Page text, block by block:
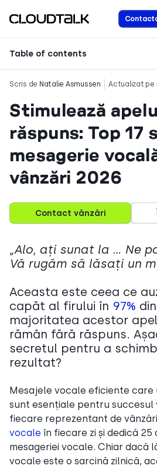
Table of contents
Scris de Natalie Asmussen Actualizat pe
Stimulează
răspuns: Top 17
mesagerie
vânzări 2026
Contact vânzări
„Alo, ați sunat la … Ne
Vă rugăm să lăsați un
Aceasta este ceea ce
capăt al firului în 97%
majoritatea acestor
rămân fără răspuns.
secretul pentru a
rezultat?
Mesajele vocale eficiente care
sunt esențiale pentru succesul
fiecare reprezentant de
vocale în fiecare zi și dedică 25
mesageriei vocale. Chiar dacă
vocale este o sarcină zilnică,